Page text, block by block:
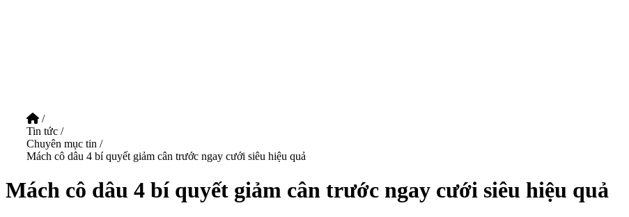
/
Tin tức /
Chuyên mục tin /
Mách cô dâu 4 bí quyết giảm cân trước ngay cưới siêu hiệu quả
Mách cô dâu 4 bí quyết giảm cân trước ngay cưới siêu hiệu quả